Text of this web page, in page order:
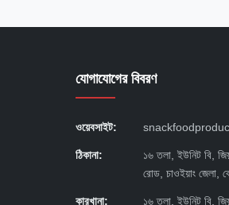
যোগাযোগের বিবরণ
ওয়েবসাইট:
ঠিকানা:
১৬ তলা, ইউনিট বি,
রোড, চাওইয়াং জেলা,
কারখানা: ১৬ তলা, ইউনিট বি,